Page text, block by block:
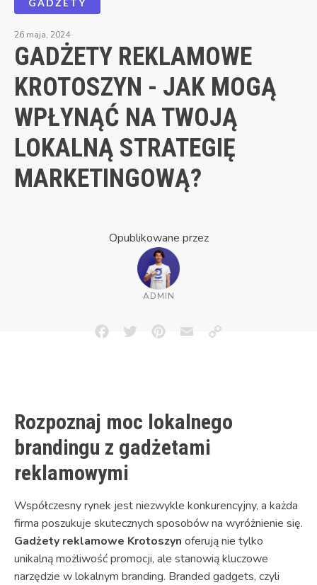
26 maja, 2024
GADŻETY REKLAMOWE
KROTOSZYN - JAK MOGĄ
WPŁYNĄĆ NA TWOJĄ
LOKALNĄ STRATEGIĘ
MARKETINGOWĄ?
Opublikowane przez
ADMIN
FacebookTwitterPinterestEmailCopy
Rozpoznaj moc lokalnego
brandingu z gadżetami
reklamowymi
Współczesny rynek jest niezwykle konkurencyjny, a każda
firma poszukuje skutecznych sposobów na wyróżnienie się.
Gadżety reklamowe Krotoszyn oferują nie tylko
unikalną możliwość promocji, ale stanowią kluczowe
narzędzie w lokalnym branding. Branded gadgets, czyli